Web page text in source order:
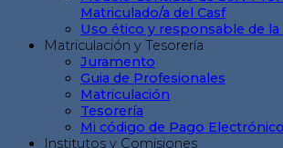
Matriculado/a del Casf
Uso ético y responsable de la
Matriculación y Tesorería
Juramento
Guia de Profesionales
Matriculación
Tesorería
Mi código de Pago Electrónico
Institutos y Comisiones